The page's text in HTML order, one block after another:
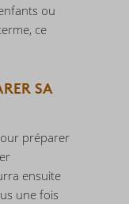
ou
ce
SA
préparer
ensuite
une fois